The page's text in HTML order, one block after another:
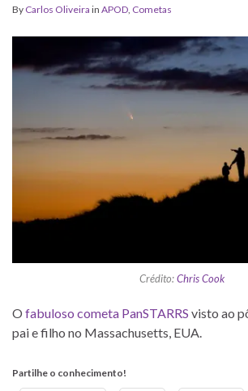
By Carlos Oliveira in APOD, Cometas
Crédito:Chris Cook
O fabuloso cometa PanSTARRS visto ao
pai e filho no Massachusetts, EUA.
Partilhe o conhecimento!